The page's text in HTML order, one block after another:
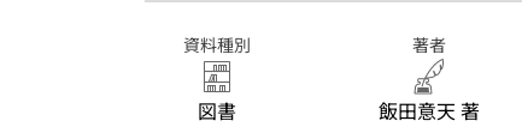
資料種別
図書
著者
飯田意天 著